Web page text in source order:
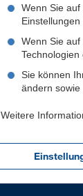
Wenn Sie
Einstellungen
Wenn Sie
Technologien
Sie können
ändern sowie
Weitere